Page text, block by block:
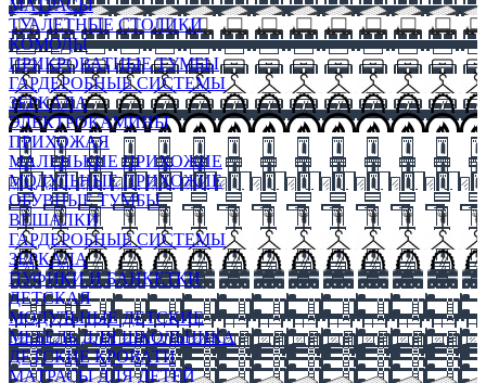
МАТРАСЫ
ТУАЛЕТНЫЕ СТОЛИКИ
КОМОДЫ
ПРИКРОВАТНЫЕ ТУМБЫ
ГАРДЕРОБНЫЕ СИСТЕМЫ
ЗЕРКАЛА
ЭЛЕКТРОКАМИНЫ
ПРИХОЖАЯ
МАЛЕНЬКИЕ ПРИХОЖИЕ
МОДУЛЬНЫЕ ПРИХОЖИЕ
ОБУВНЫЕ ТУМБЫ
ВЕШАЛКИ
ГАРДЕРОБНЫЕ СИСТЕМЫ
ЗЕРКАЛА
ПУФИКИ И БАНКЕТКИ
ДЕТСКАЯ
МОДУЛЬНЫЕ ДЕТСКИЕ
МЕБЕЛЬ ДЛЯ ШКОЛЬНИКА
ДЕТСКИЕ КРОВАТИ
МАТРАСЫ ДЛЯ ДЕТЕЙ